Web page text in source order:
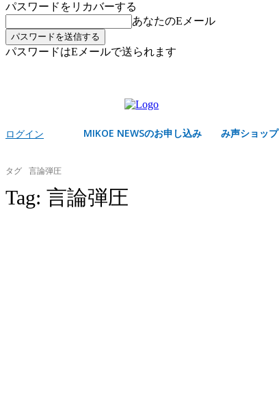
パスワードをリカバーする
あなたのEメール
パスワードはEメールで送られます
ログイン MIKOE NEWSのお申し込み み声ショップ
タグ 言論弾圧
Tag: 言論弾圧